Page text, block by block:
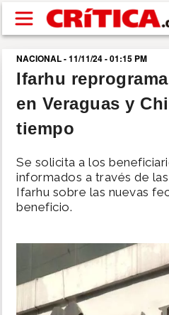
Pasar al contenido principal
buscar
SUCESOS
POLÍTICA
MUNDO
NACIONAL - 11/11/24 - 01:15 PM
Ifarhu
en Veraguas y
tiempo
Se solicita a los
informados a través de
Ifarhu sobre las nuevas
beneficio.